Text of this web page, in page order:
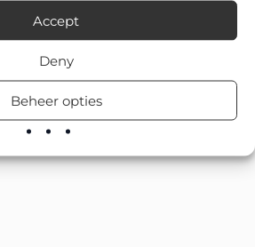
Accept
Deny
Beheer opties